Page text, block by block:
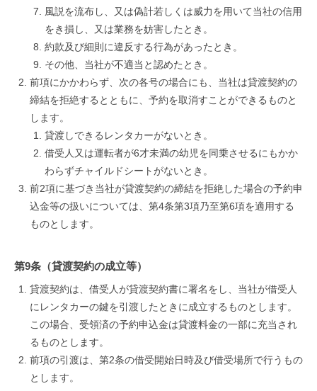
風説を流布し、又は偽計若しくは威力を用いて当社の信用
をき損し、又は業務を妨害したとき。
約款及び細則に違反する行為があったとき。
その他、当社が不適当と認めたとき。
前項にかかわらず、次の各号の場合にも、当社は貸渡契約の
締結を拒絶するとともに、予約を取消すことができるものと
します。
貸渡しできるレンタカーがないとき。
借受人又は運転者が6才未満の幼児を同乗させるにもかか
わらずチャイルドシートがないとき。
前2項に基づき当社が貸渡契約の締結を拒絶した場合の予約申
込金等の扱いについては、第4条第3項乃至第6項を適用する
ものとします。
第9条（貸渡契約の成立等）
貸渡契約は、借受人が貸渡契約書に署名をし、当社が借受人
にレンタカーの鍵を引渡したときに成立するものとします。
この場合、受領済の予約申込金は貸渡料金の一部に充当され
るものとします。
前項の引渡は、第2条の借受開始日時及び借受場所で行うもの
とします。